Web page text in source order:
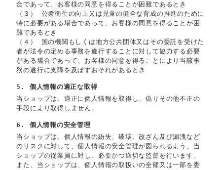
合であって、お客様の同意を得ることが困難であるとき
（３） 公衆衛生の向上又は児童の健全な育成の推進のために
特に必要がある場合であって、お客様の同意を得ることが困
難であるとき
（４） 国の機関もしくは地方公共団体又はその委託を受けた
者が法令の定める事務を遂行することに対して協力する必要
がある場合であって、お客様の同意を得ることにより当該事
務の遂行に支障を及ぼすおそれがあるとき
5. 個人情報の適正な取得
当ショップは、適正に個人情報を取得し、偽りその他不正の
手段により取得しません。
6. 個人情報の安全管理
当ショップは、個人情報の紛失、破壊、改ざん及び漏洩など
のリスクに対して、個人情報の安全管理が図られるよう、当
ショップの従業員に対し、必要かつ適切な監督を行います。
また、当ショップは、個人情報の取扱いの全部又は一部を委